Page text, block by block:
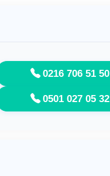
0216 706 51 50
0501 027 05 32